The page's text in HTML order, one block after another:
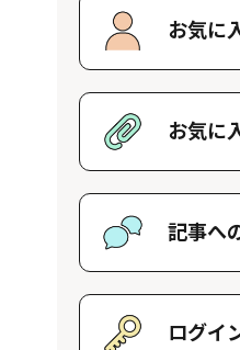
お気に
好きな
す。好
お気に
好きな
記事へ
記事に
きます。
ログイ